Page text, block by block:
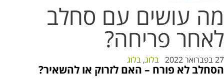
מה עושים עם סחלב
לאחר פריחה?
27 בפברואר 2022 בלוג, בלוג
הסחלב לא פורח – האם לזרוק או להשאיר?